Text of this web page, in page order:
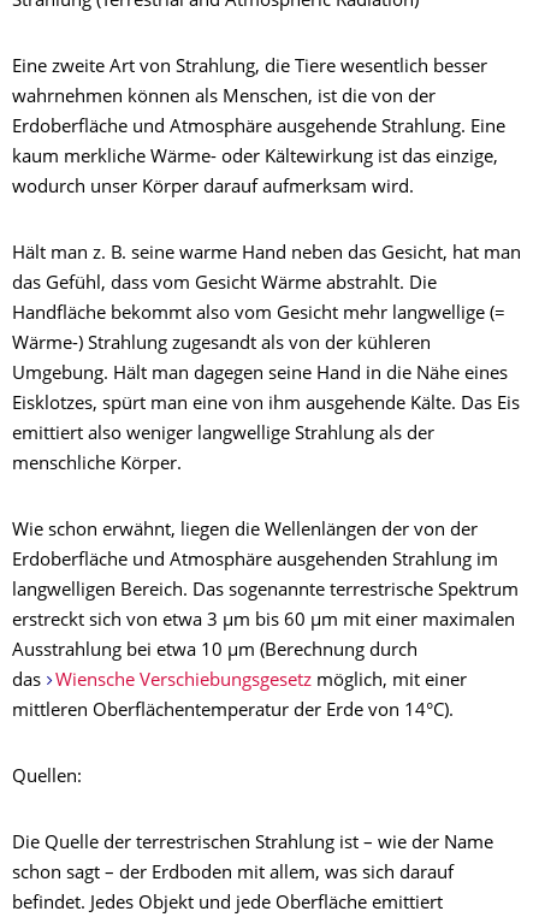
Eine zweite Art von Strahlung, die Tiere wesentlich besser
wahrnehmen können als Menschen, ist die von der
Erdoberfläche und Atmosphäre ausgehende Strahlung. Eine
kaum merkliche Wärme- oder Kältewirkung ist das einzige,
wodurch unser Körper darauf aufmerksam wird.
Hält man z. B. seine warme Hand neben das Gesicht, hat man
das Gefühl, dass vom Gesicht Wärme abstrahlt. Die
Handfläche bekommt also vom Gesicht mehr langwellige (=
Wärme-) Strahlung zugesandt als von der kühleren
Umgebung. Hält man dagegen seine Hand in die Nähe eines
Eisklotzes, spürt man eine von ihm ausgehende Kälte. Das Eis
emittiert also weniger langwellige Strahlung als der
menschliche Körper.
Wie schon erwähnt, liegen die Wellenlängen der von der
Erdoberfläche und Atmosphäre ausgehenden Strahlung im
langwelligen Bereich. Das sogenannte terrestrische Spektrum
erstreckt sich von etwa 3 μm bis 60 μm mit einer maximalen
Ausstrahlung bei etwa 10 μm (Berechnung durch
das
Wiensche Verschiebungsgesetzmöglich, mit einer
mittleren Oberflächentemperatur der Erde von 14°C).
Quellen:
Die Quelle der terrestrischen Strahlung ist – wie der Name
schon sagt – der Erdboden mit allem, was sich darauf
befindet. Jedes Objekt und jede Oberfläche emittiert